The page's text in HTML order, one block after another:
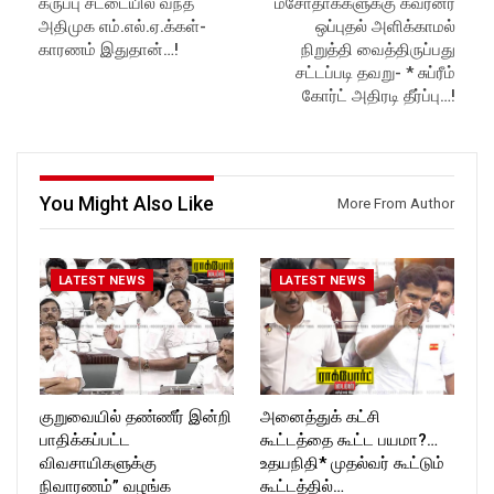
https://www.facebook.com/R
ockforttimes
Follow us on:
https://www.facebook.com/R
ockforttimes
Follow us on:
https://www.instagram.com/ro
ckforttimes/
அதிமுக எம்.எல்.ஏ.க்கள்-
காரணம் இதுதான்…!
ஒப்புதல் அளிக்காமல்
நிறுத்தி வைத்திருப்பது
சட்டப்படி தவறு- * சுப்ரீம்
கோர்ட் அதிரடி தீர்ப்பு…!
You Might Also Like More From Author
LATEST NEWS
குறுவையில் தண்ணீர் இன்றி
பாதிக்கப்பட்ட
விவசாயிகளுக்கு
நிவாரணம்” வழங்க
LATEST NEWS
அனைத்துக் கட்சி
கூட்டத்தை கூட்ட பயமா?…
உதயநிதி* முதல்வர் கூட்டும்
கூட்டத்தில்…